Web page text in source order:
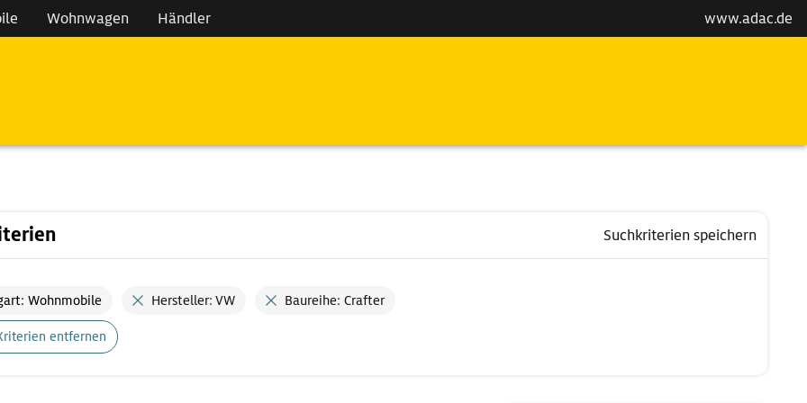
Wohnwagen Händler www.adac.de
Suchkriterien speichern
Wohnmobile Hersteller: VW Baureihe: Crafter
entfernen